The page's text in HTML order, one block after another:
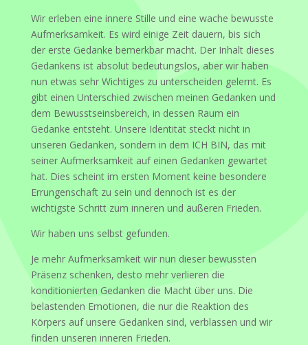
Wir erleben eine innere Stille und eine wache bewusste
Aufmerksamkeit. Es wird einige Zeit dauern, bis sich
der erste Gedanke bemerkbar macht. Der Inhalt dieses
Gedankens ist absolut bedeutungslos, aber wir haben
nun etwas sehr Wichtiges zu unterscheiden gelernt. Es
gibt einen Unterschied zwischen meinen Gedanken und
dem Bewusstseinsbereich, in dessen Raum ein
Gedanke entsteht. Unsere Identität steckt nicht in
unseren Gedanken, sondern in dem ICH BIN, das mit
seiner Aufmerksamkeit auf einen Gedanken gewartet
hat. Dies scheint im ersten Moment keine besondere
Errungenschaft zu sein und dennoch ist es der
wichtigste Schritt zum inneren und äußeren Frieden.
Wir haben uns selbst gefunden.
Je mehr Aufmerksamkeit wir nun dieser bewussten
Präsenz schenken, desto mehr verlieren die
konditionierten Gedanken die Macht über uns. Die
belastenden Emotionen, die nur die Reaktion des
Körpers auf unsere Gedanken sind, verblassen und wir
finden unseren inneren Frieden.